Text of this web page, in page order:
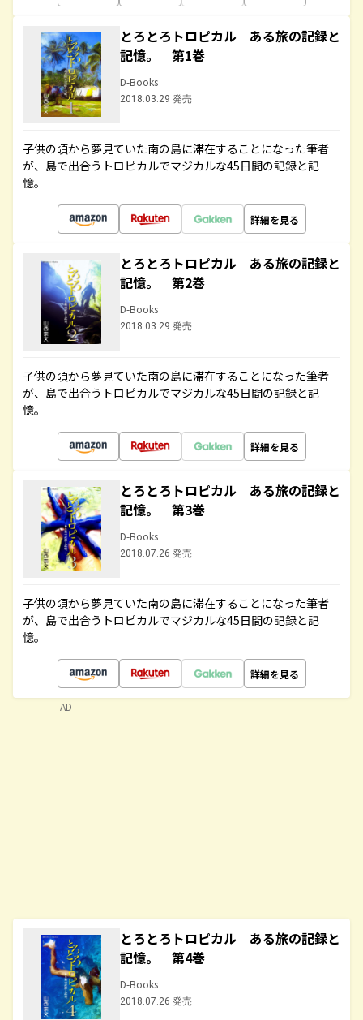
とろとろトロピカル ある旅の記録と
記憶。 第1巻
D-Books
2018.03.29 発売
子供の頃から夢見ていた南の島に滞在することになった筆者
が、島で出合うトロピカルでマジカルな45日間の記録と記
憶。
詳細を見る
とろとろトロピカル ある旅の記録と
記憶。 第2巻
D-Books
2018.03.29 発売
子供の頃から夢見ていた南の島に滞在することになった筆者
が、島で出合うトロピカルでマジカルな45日間の記録と記
憶。
詳細を見る
とろとろトロピカル ある旅の記録と
記憶。 第3巻
D-Books
2018.07.26 発売
子供の頃から夢見ていた南の島に滞在することになった筆者
が、島で出合うトロピカルでマジカルな45日間の記録と記
憶。
詳細を見る
とろとろトロピカル ある旅の記録と
記憶。 第4巻
D-Books
2018.07.26 発売
AD